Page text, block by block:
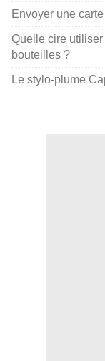
Envoyer une
Quelle cire
bouteilles ?
Le stylo-plume